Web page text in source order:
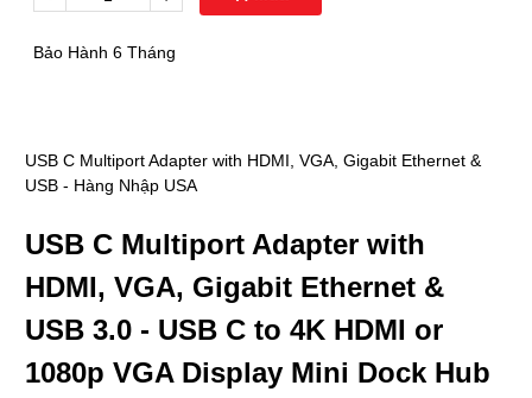
Bảo Hành 6 Tháng
USB C Multiport Adapter with HDMI, VGA, Gigabit Ethernet &
USB - Hàng Nhập USA
USB C Multiport Adapter with
HDMI, VGA, Gigabit Ethernet &
USB 3.0 - USB C to 4K HDMI or
1080p VGA Display Mini Dock Hub